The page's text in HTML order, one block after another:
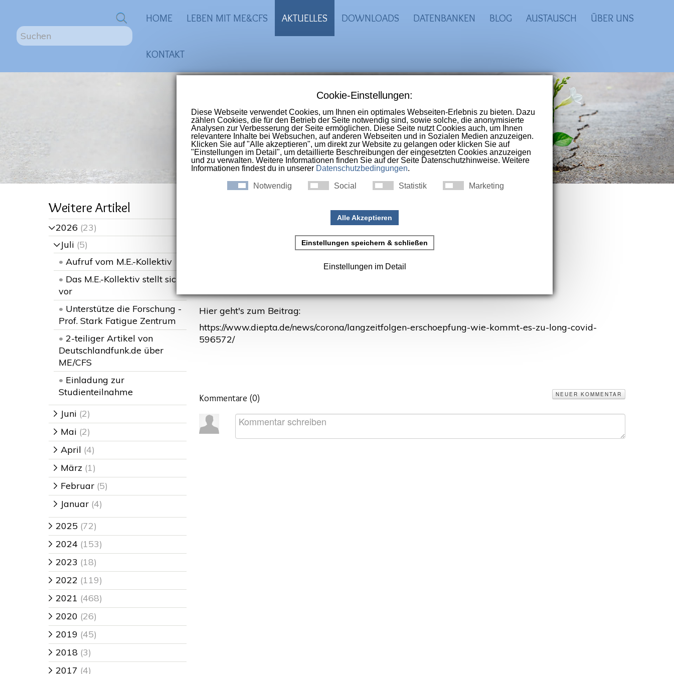
S
u
0 HOME LEBEN MIT ME&CFS AKTUELLES DOWNLOADS DATENBANKEN BLOG AUSTAUSCH ÜBER UNS
KONTAKT
ME-CFS Portal
Größte Online-Selbsthilfegruppe im deutschsprachigen Raum
für Menschen die anME, CFS, Long-Covid, Post-Covid und
Post-Vac-Syndromerkrankt sind.
Weitere Artikel
>2026 (23)
>Juli (5)
• Aufruf vom M.E.-Kollektiv
• Das M.E.-Kollektiv stellt sich
vor
• Unterstütze die Forschung -
Prof. Stark Fatigue Zentrum
• 2-teiliger Artikel von
Deutschlandfunk.de über
ME/CFS
• Einladung zur
Studienteilnahme
> Juni (2)
> Mai (2)
> April (4)
> März (1)
> Februar (5)
> Januar (4)
> 2025 (72)
> 2024 (153)
> 2023 (18)
> 2022 (119)
> 2021 (468)
> 2020 (26)
> 2019 (45)
> 2018 (3)
> 2017 (4)
Wie kommt es zu Long Covid? (PTA)
Erstellt: 16. April 2021
„Coronaviren könnten die Herpesviren aktivieren, die CFS auslösen.“
Hier geht's zum Beitrag:
https://www.diepta.de/news/corona/langzeitfolgen-erschoepfung-wie-kommt-es-zu-long-covid-
596572/
Kommentare (0) NEUER KOMMENTAR